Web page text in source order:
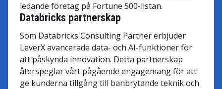
ledande företag på Fortune 500-listan.
Databricks partnerskap
Som Databricks Consulting Partner erbjuder
LeverX avancerade data- och AI-funktioner för
att påskynda innovation. Detta partnerskap
återspeglar vårt pågående engagemang för att
ge kunderna tillgång till banbrytande teknik och